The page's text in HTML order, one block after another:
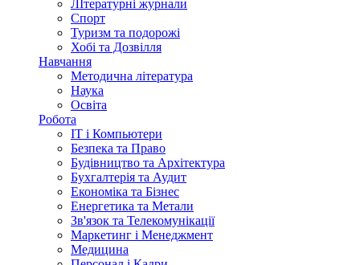
ЛІтературні журнали
Спорт
Туризм та подорожі
Хобі та Дозвілля
Навчання
Методична література
Наука
Освіта
Робота
IT і Компьютери
Безпека та Право
Будівництво та Архітектура
Бухгалтерія та Аудит
Економіка та Бізнес
Енергетика та Метали
Зв'язок та Телекомунікації
Маркетинг і Менеджмент
Медицина